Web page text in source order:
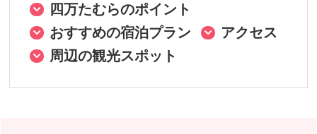
四万たむらのポイント
おすすめの宿泊プラン
アクセス
周辺の観光スポット